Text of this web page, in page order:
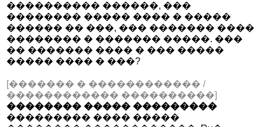
���������� ������, ���
�������� ����� ���� � �����
������ �� ���, ��� ������� ����
�������� � ������� �����. ���
�� ������� ���� � ��� �����
����� ���� � ���?
[������� � ������������ /
������������ ����������]
�������� ����� ���������
��������� ���� �����